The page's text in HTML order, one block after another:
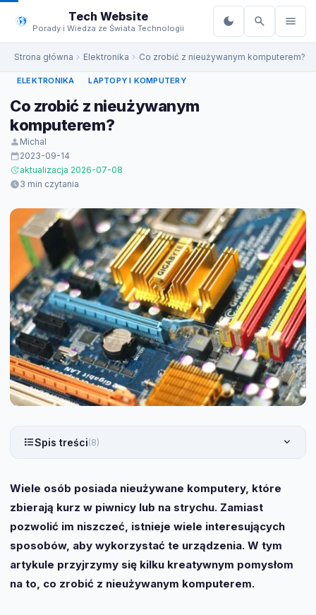
do
treści
Tech Website
Porady i Wiedza ze Świata Technologii
Strona główna Elektronika Co zrobić z nieużywanym komputerem?
ELEKTRONIKA LAPTOPY I KOMPUTERY
Co zrobić z nieużywanym
komputerem?
Michal
2023-09-14
aktualizacja 2026-07-08
3 min czytania
Spis treści(8)
Wiele osób posiada nieużywane komputery, które
zbierają kurz w piwnicy lub na strychu. Zamiast
pozwolić im niszczeć, istnieje wiele interesujących
sposobów, aby wykorzystać te urządzenia. W tym
artykule przyjrzymy się kilku kreatywnym pomysłom
na to, co zrobić z nieużywanym komputerem.